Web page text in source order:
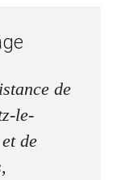
de
le-
de